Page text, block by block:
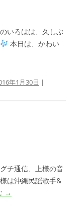
いろはは、久しぶ
本日は、かわい
年1月30日 |
チ通信、上様の音
は沖縄民謡歌手&
→